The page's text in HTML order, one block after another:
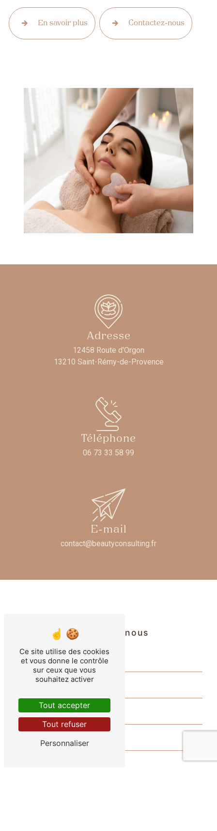
En savoir plus Contactez-nous
Adresse
12458 Route d'Orgon
13210 Saint-Rémy-de-Provence
Téléphone
06 73 33 58 99
E-mail
contact@beautyconsulting.fr
Contactez-nous
Ce site utilise des cookies
et vous donne le contrôle
sur ceux que vous
souhaitez activer
Tout accepter
Tout refuser
Personnaliser